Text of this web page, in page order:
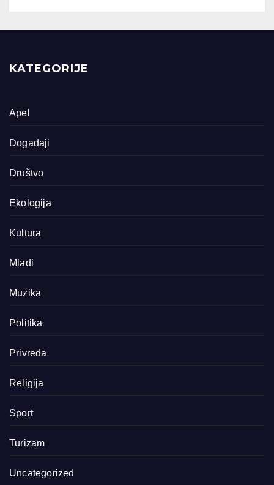
KATEGORIJE
Apel
Događaji
Društvo
Ekologija
Kultura
Mladi
Muzika
Politika
Privreda
Religija
Sport
Turizam
Uncategorized